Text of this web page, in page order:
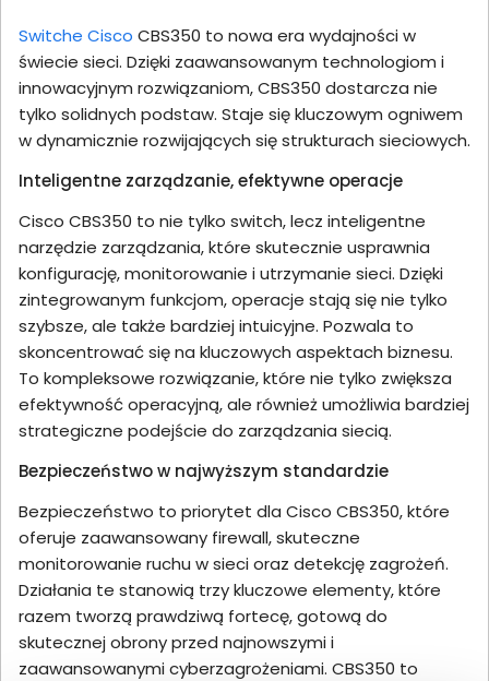
Switche Cisco CBS350 to nowa era wydajności w
świecie sieci. Dzięki zaawansowanym technologiom i
innowacyjnym rozwiązaniom, CBS350 dostarcza nie
tylko solidnych podstaw. Staje się kluczowym ogniwem
w dynamicznie rozwijających się strukturach sieciowych.
Inteligentne zarządzanie, efektywne operacje
Cisco CBS350 to nie tylko switch, lecz inteligentne
narzędzie zarządzania, które skutecznie usprawnia
konfigurację, monitorowanie i utrzymanie sieci. Dzięki
zintegrowanym funkcjom, operacje stają się nie tylko
szybsze, ale także bardziej intuicyjne. Pozwala to
skoncentrować się na kluczowych aspektach biznesu.
To kompleksowe rozwiązanie, które nie tylko zwiększa
efektywność operacyjną, ale również umożliwia bardziej
strategiczne podejście do zarządzania siecią.
Bezpieczeństwo w najwyższym standardzie
Bezpieczeństwo to priorytet dla Cisco CBS350, które
oferuje zaawansowany firewall, skuteczne
monitorowanie ruchu w sieci oraz detekcję zagrożeń.
Działania te stanowią trzy kluczowe elementy, które
razem tworzą prawdziwą fortecę, gotową do
skutecznej obrony przed najnowszymi i
zaawansowanymi cyberzagrożeniami. CBS350 to